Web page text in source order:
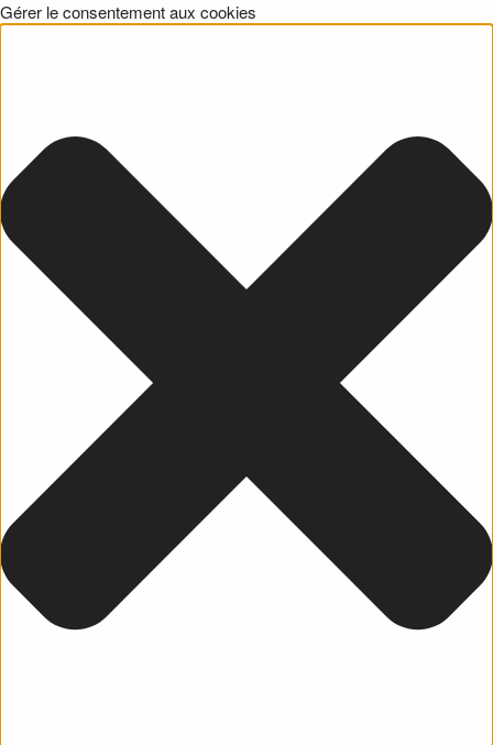
Gérer le consentement aux cookies